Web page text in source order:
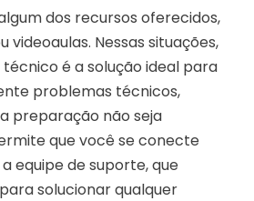
dos recursos oferecidos,
videoaulas. Nessas situações,
é a solução ideal para
problemas técnicos,
preparação não seja
que você se conecte
equipe de suporte, que
solucionar qualquer